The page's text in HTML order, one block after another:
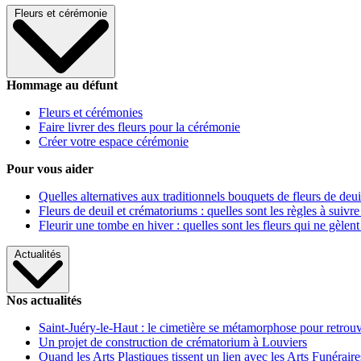
Fleurs et cérémonie
Hommage au défunt
Fleurs et cérémonies
Faire livrer des fleurs pour la cérémonie
Créer votre espace cérémonie
Pour vous aider
Quelles alternatives aux traditionnels bouquets de fleurs de
Fleurs de deuil et crématoriums : quelles sont les règles à
Fleurir une tombe en hiver : quelles sont les fleurs qui ne gèlent
Actualités
Nos actualités
Saint-Juéry-le-Haut : le cimetière se métamorphose pour
Un projet de construction de crématorium à Louviers
Quand les Arts Plastiques tissent un lien avec les Arts